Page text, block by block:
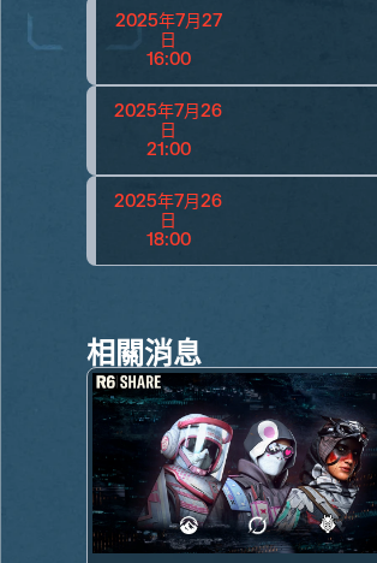
2025年7月27
日
16:00
2025年7月26
日
21:00
2025年7月26
日
18:00
相關消息